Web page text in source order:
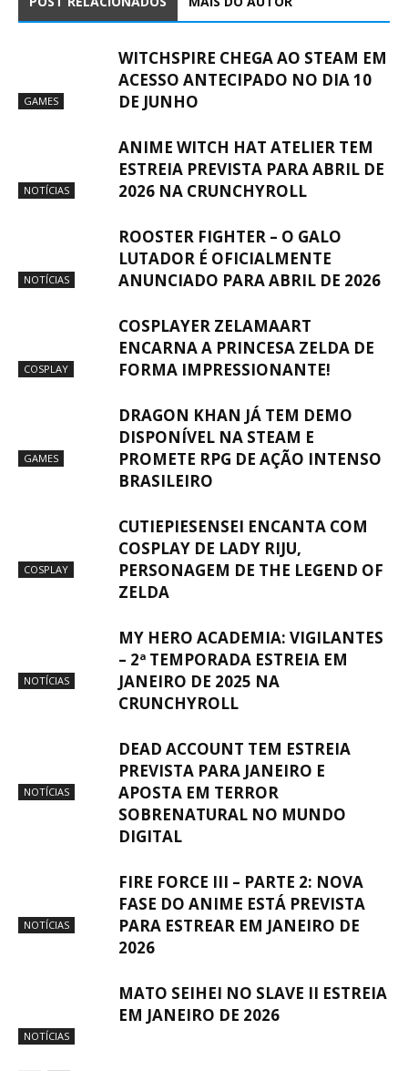
GAMES
WITCHSPIRE CHEGA AO STEAM EM
ACESSO ANTECIPADO NO DIA 10
DE JUNHO
NOTÍCIAS
ANIME WITCH HAT ATELIER TEM
ESTREIA PREVISTA PARA ABRIL DE
2026 NA CRUNCHYROLL
NOTÍCIAS
ROOSTER FIGHTER – O GALO
LUTADOR É OFICIALMENTE
ANUNCIADO PARA ABRIL DE 2026
COSPLAY
COSPLAYER ZELAMAART
ENCARNA A PRINCESA ZELDA DE
FORMA IMPRESSIONANTE!
GAMES
DRAGON KHAN JÁ TEM DEMO
DISPONÍVEL NA STEAM E
PROMETE RPG DE AÇÃO INTENSO
BRASILEIRO
COSPLAY
CUTIEPIESENSEI ENCANTA COM
COSPLAY DE LADY RIJU,
PERSONAGEM DE THE LEGEND OF
ZELDA
NOTÍCIAS
MY HERO ACADEMIA: VIGILANTES
– 2ª TEMPORADA ESTREIA EM
JANEIRO DE 2025 NA
CRUNCHYROLL
NOTÍCIAS
DEAD ACCOUNT TEM ESTREIA
PREVISTA PARA JANEIRO E
APOSTA EM TERROR
SOBRENATURAL NO MUNDO
DIGITAL
NOTÍCIAS
FIRE FORCE III – PARTE 2: NOVA
FASE DO ANIME ESTÁ PREVISTA
PARA ESTREAR EM JANEIRO DE
2026
NOTÍCIAS
MATO SEIHEI NO SLAVE II ESTREIA
EM JANEIRO DE 2026